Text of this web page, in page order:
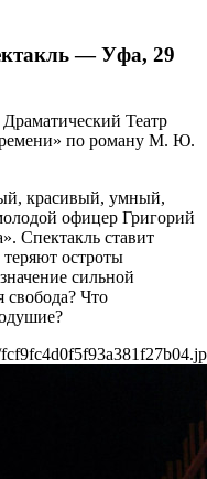
— Уфа, 29
Театр
по роману М. Ю.
красивый, умный,
офицер Григорий
Спектакль ставит
остроты
сильной
свобода? Что